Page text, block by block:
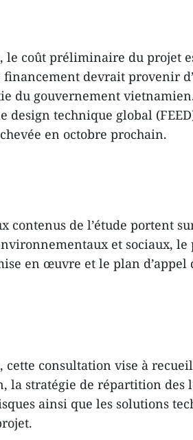
le coût préliminaire du projet
financement devrait provenir
du gouvernement
design technique global
en octobre prochain.
contenus de l’étude portent
et sociaux,
en œuvre et le plan d’appel
cette consultation vise à
la stratégie de répartition des
ainsi que les solutions